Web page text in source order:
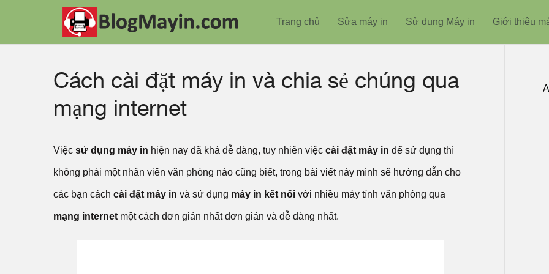
Trang chủ Sửa máy in Sử dụng Máy in Giới thiệu
Cách cài đặt máy in và chia sẻ chúng qua
mạng internet
Việc sử dụng máy in hiện nay đã khá dễ dàng, tuy nhiên việc cài đặt máy in để sử dụng thì
không phải một nhân viên văn phòng nào cũng biết, trong bài viết này mình sẽ hướng dẫn cho
các bạn cách cài đặt máy in và sử dụng máy in kết nối với nhiều máy tính văn phòng qua
mạng internet một cách đơn giản nhất đơn giản và dễ dàng nhất.